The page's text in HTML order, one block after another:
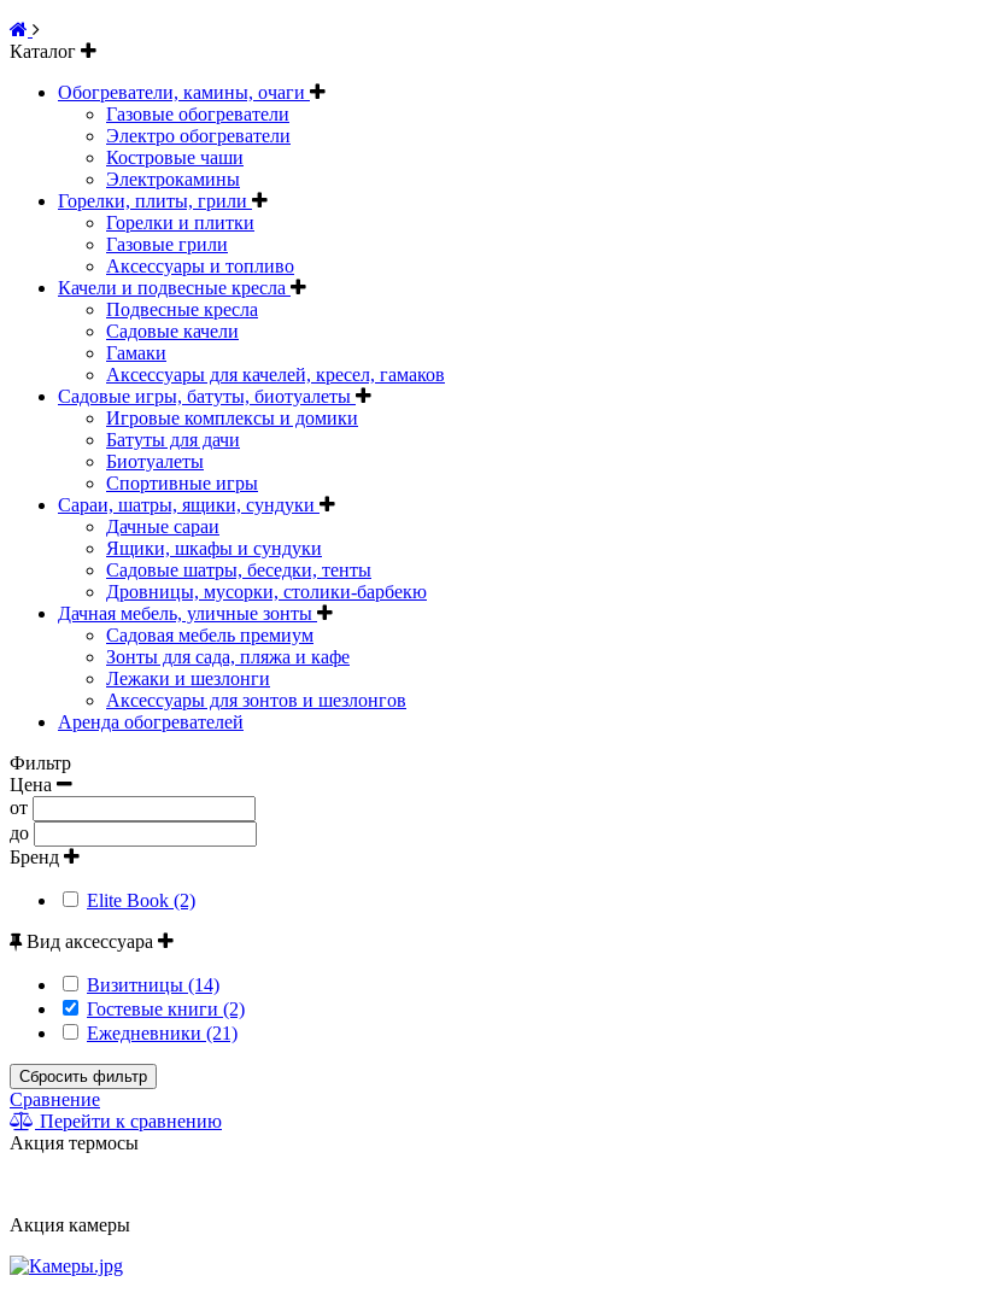
Каталог
Обогреватели, камины, очаги
Газовые обогреватели
Электро обогреватели
Костровые чаши
Электрокамины
Горелки, плиты, грили
Горелки и плитки
Газовые грили
Аксессуары и топливо
Качели и подвесные кресла
Подвесные кресла
Садовые качели
Гамаки
Аксессуары для качелей, кресел, гамаков
Садовые игры, батуты, биотуалеты
Игровые комплексы и домики
Батуты для дачи
Биотуалеты
Спортивные игры
Сараи, шатры, ящики, сундуки
Дачные сараи
Ящики, шкафы и сундуки
Садовые шатры, беседки, тенты
Дровницы, мусорки, столики-барбекю
Дачная мебель, уличные зонты
Садовая мебель премиум
Зонты для сада, пляжа и кафе
Лежаки и шезлонги
Аксессуары для зонтов и шезлонгов
Аренда обогревателей
Фильтр
Цена
от
до
Бренд
Elite Book (2)
Вид аксессуара
Визитницы (14)
Гостевые книги (2)
Ежедневники (21)
Сбросить фильтр
Сравнение
Перейти к сравнению
Акция термосы
Акция камеры